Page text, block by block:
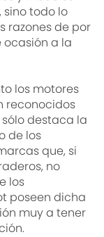
sino todo lo
razones de por
ocasión a la
los motores
reconocidos
destaca la
de los
que, si
no
los
poseen dicha
muy a tener